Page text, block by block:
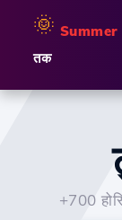
🌞 Summer
तक
+700